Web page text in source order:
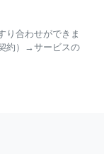
り合わせができま
約）→サービスの